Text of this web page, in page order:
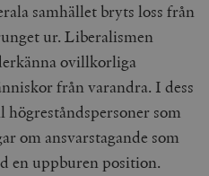
samhället bryts loss från
ur. Liberalismen
ovillkorliga
från varandra. I dess
som
om ansvarstagande som
en uppburen position.